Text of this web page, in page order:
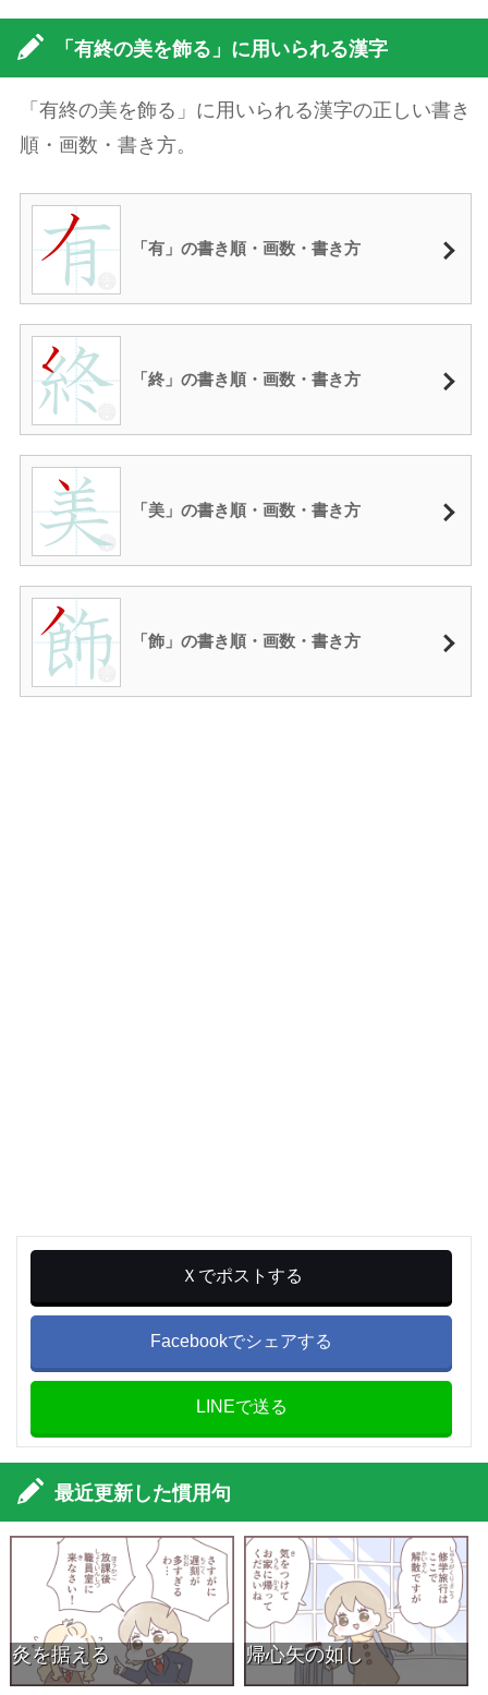
「有終の美を飾る」に用いられる漢字
「有終の美を飾る」に用いられる漢字の正しい書き
順・画数・書き方。
「有」の書き順・画数・書き方
「終」の書き順・画数・書き方
「美」の書き順・画数・書き方
「飾」の書き順・画数・書き方
Ｘでポストする
Facebookでシェアする
LINEで送る
最近更新した慣用句
灸を据える 帰心矢の如し